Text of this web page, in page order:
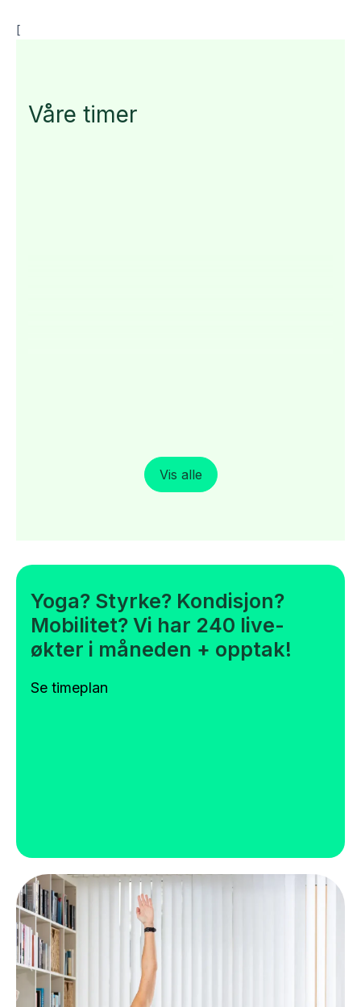
[
Våre timer
Vis alle
Yoga? Styrke? Kondisjon?
Mobilitet? Vi har 240 live-
økter i måneden + opptak!
Se timeplan